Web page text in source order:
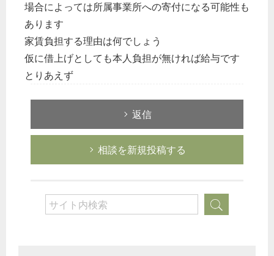
場合によっては所属事業所への寄付になる可能性も
あります
家賃負担する理由は何でしょう
仮に借上げとしても本人負担が無ければ給与です
とりあえず
返信
相談を新規投稿する